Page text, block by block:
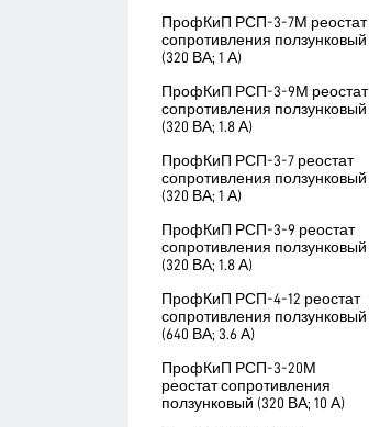
ПрофКиП РСП-3-7М реостат
сопротивления ползунковый
(320 ВА; 1 А)
ПрофКиП РСП-3-9М реостат
сопротивления ползунковый
(320 ВА; 1.8 А)
ПрофКиП РСП-3-7 реостат
сопротивления ползунковый
(320 ВА; 1 А)
ПрофКиП РСП-3-9 реостат
сопротивления ползунковый
(320 ВА; 1.8 А)
ПрофКиП РСП-4-12 реостат
сопротивления ползунковый
(640 ВА; 3.6 А)
ПрофКиП РСП-3-20М
реостат сопротивления
ползунковый (320 ВА; 10 А)